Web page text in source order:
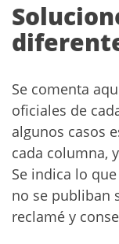
Se comenta
oficiales de
algunos casos
cada columna,
Se indica lo
no se publiban
reclamé y